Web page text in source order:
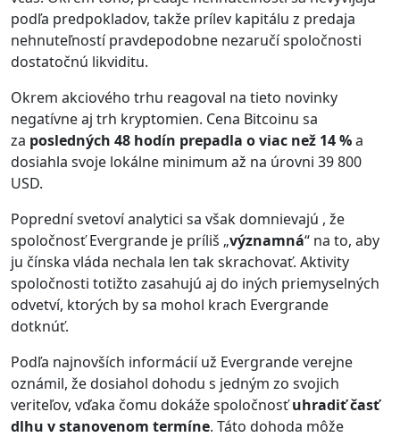
podľa predpokladov, takže prílev kapitálu z predaja
nehnuteľností pravdepodobne nezaručí spoločnosti
dostatočnú likviditu.
Okrem akciového trhu reagoval na tieto novinky
negatívne aj trh kryptomien. Cena Bitcoinu sa
za posledných 48 hodín prepadla o viac než 14 %a
dosiahla svoje lokálne minimum až na úrovni 39 800
USD.
Poprední svetoví analytici sa však domnievajú , že
spoločnosť Evergrande je príliš „významná“ na to, aby
ju čínska vláda nechala len tak skrachovať. Aktivity
spoločnosti totižto zasahujú aj do iných priemyselných
odvetví, ktorých by sa mohol krach Evergrande
dotknúť.
Podľa najnovších informácií už Evergrande verejne
oznámil, že dosiahol dohodu s jedným zo svojich
veriteľov, vďaka čomu dokáže spoločnosťuhradiť časť
dlhu v stanovenom termíne. Táto dohoda môže